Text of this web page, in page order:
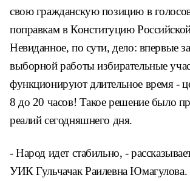
свою гражданскую позицию в
поправкам в Конституцию
Невиданное, по сути, дело: впервые
выборной работы избирательные
функционируют длительное время -
8 до 20 часов! Такое решение было
реалий сегодняшнего дня.
- Народ идет стабильно, -
УИК Гульчачак Раилевна